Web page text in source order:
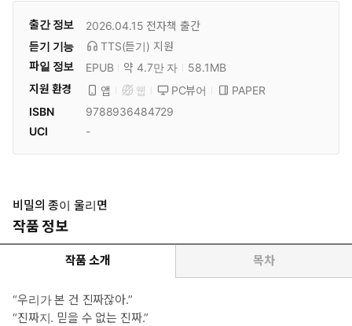
출간 정보 2026.04.15 전자책 출간
듣기 기능
TTS(듣기) 지원
파일 정보
EPUB 약 4.7만 자
58.1MB
지원 환경
앱 웹 PC뷰어
PAPER
ISBN
9788936484729
UCI
-
비밀의 종이 울리면
작품 정보
작품 소개 목차
“우리가 본 건 진짜잖아.”
“진짜지. 믿을 수 없는 진짜.”